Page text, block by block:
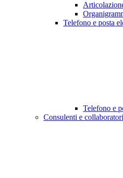
Telefono e posta
Telefono e
Consulenti e collaboratori